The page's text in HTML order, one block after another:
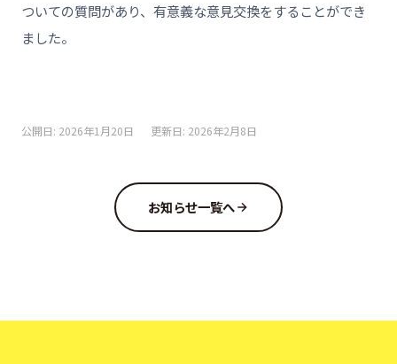
ついての質問があり、有意義な意見交換をすることができ
ました。
公開日: 2026年1月20日 更新日: 2026年2月8日
お知らせ一覧へ